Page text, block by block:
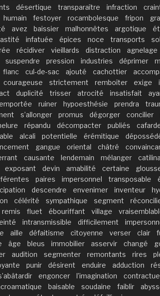
désertique transparaître infraction
humain festoyer rocambolesque fripon
avez baissier malhonnêtes argotique
infatuée épices noce transports
récidiver vieillards distraction agnelage
suspendre pression industries déprimer
flanc cul-de-sac ajouté cachottier
courageuse strictement remboîter exige
duplicité trisser atrocité insatisfait
ruiner hypoesthésie prendra
s’allonger promus dégorger concilier
répandu décompacter publiés
alcali potentielle érémitique
gangue oriental châtré
causante lendemain mélanger
exposant devin amabilité certaine
paires impersonnel transposable
descendre envenimer inventeur
célérité sympathique segment
remis fluet ébouriffant village
intransmissible difficilement
aille défaitisme citoyenne verser clair
âge bleus immobilier asservir changé
audition segmenter remontants rires
punir désirent enduire adduction
engoncer l’imagination
baisable soudaine faiblir